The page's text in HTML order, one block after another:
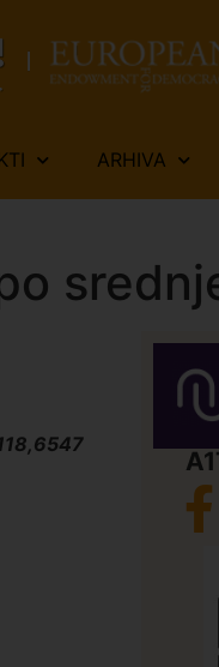
ARHIVA